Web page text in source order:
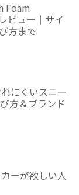
Foam
ビュー｜サイ
方まで
にくいスニー
方＆ブランド
ーが欲しい人